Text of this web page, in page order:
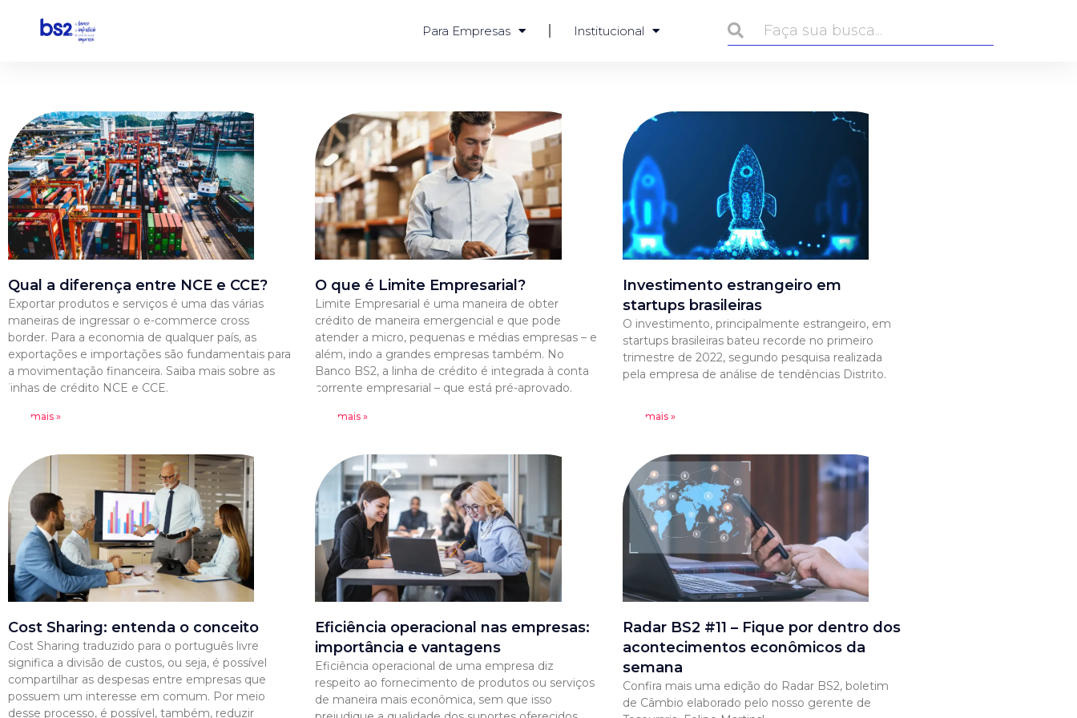
conteúdo
Para Empresas Institucional
Qual a diferença entre NCE e CCE?
Exportar produtos e serviços é uma das várias
maneiras de ingressar o e-commerce cross
border. Para a economia de qualquer país, as
exportações e importações são fundamentais para
a movimentação financeira. Saiba mais sobre as
linhas de crédito NCE e CCE.
Leia mais »
O que é Limite Empresarial?
Limite Empresarial é uma maneira de obter
crédito de maneira emergencial e que pode
atender a micro, pequenas e médias empresas – e
além, indo a grandes empresas também. No
Banco BS2, a linha de crédito é integrada à conta
corrente empresarial – que está pré-aprovado.
Leia mais »
Investimento estrangeiro em
startups brasileiras
O investimento, principalmente estrangeiro, em
startups brasileiras bateu recorde no primeiro
trimestre de 2022, segundo pesquisa realizada
pela empresa de análise de tendências Distrito.
Leia mais »
Cost Sharing: entenda o conceito
Cost Sharing traduzido para o português livre
significa a divisão de custos, ou seja, é possível
compartilhar as despesas entre empresas que
possuem um interesse em comum. Por meio
desse processo, é possível, também, reduzir
Eficiência operacional nas empresas:
importância e vantagens
Eficiência operacional de uma empresa diz
respeito ao fornecimento de produtos ou serviços
de maneira mais econômica, sem que isso
Radar BS2 #11 – Fique por dentro dos
acontecimentos econômicos da
semana
Confira mais uma edição do Radar BS2, boletim
de Câmbio elaborado pelo nosso gerente de